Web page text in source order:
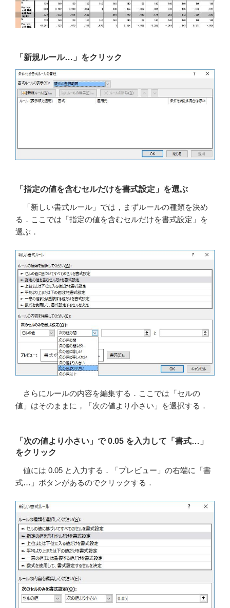
「新規ルール…」をクリック
「指定の値を含むセルだけを書式設定」を選ぶ
「新しい書式ルール」では，まずルールの種類を決め
る．ここでは「指定の値を含むセルだけを書式設定」を
選ぶ．
さらにルールの内容を編集する．ここでは「セルの
値」はそのままに，「次の値より小さい」を選択する．
「次の値より小さい」で 0.05 を入力して「書式…」
をクリック
値には 0.05 と入力する．「プレビュー」の右端に「書
式…」ボタンがあるのでクリックする．